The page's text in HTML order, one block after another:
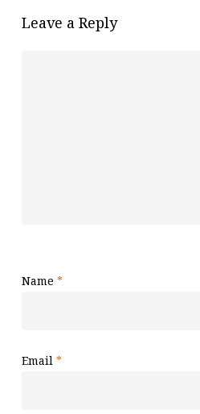
Leave a Reply
Name *
Email *